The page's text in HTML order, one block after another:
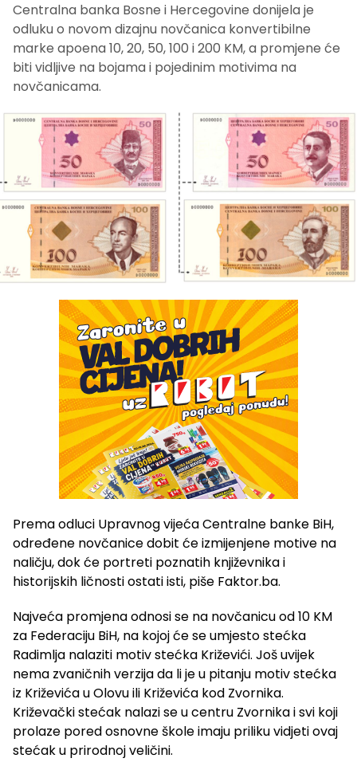
Centralna banka Bosne i Hercegovine donijela je
odluku o novom dizajnu novčanica konvertibilne
marke apoena 10, 20, 50, 100 i 200 KM, a promjene će
biti vidljive na bojama i pojedinim motivima na
novčanicama.
Prema odluci Upravnog vijeća Centralne banke BiH,
određene novčanice dobit će izmijenjene motive na
naličju, dok će portreti poznatih književnika i
historijskih ličnosti ostati isti, piše Faktor.ba.
Najveća promjena odnosi se na novčanicu od 10 KM
za Federaciju BiH, na kojoj će se umjesto stećka
Radimlja nalaziti motiv stećka Križevići. Još uvijek
nema zvaničnih verzija da li je u pitanju motiv stećka
iz Križevića u Olovu ili Križevića kod Zvornika.
Križevački stećak nalazi se u centru Zvornika i svi koji
prolaze pored osnovne škole imaju priliku vidjeti ovaj
stećak u prirodnoj veličini.